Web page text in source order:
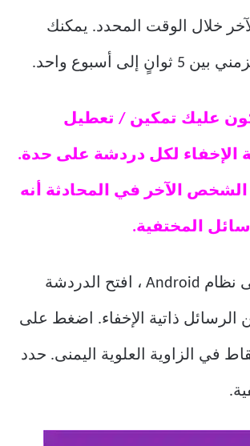
خلال الوقت المحدد. يمكنك
إلى أسبوع واحد.
عليك تمكين / تعطيل
الإخفاء لكل دردشة على حدة.
الآخر في المحادثة أنه
المختفية.
للقيام بذلك على نظام Android ، افتح الدردشة
الرسائل ذاتية الإخفاء. اضغط على
في الزاوية العلوية اليمنى. حدد